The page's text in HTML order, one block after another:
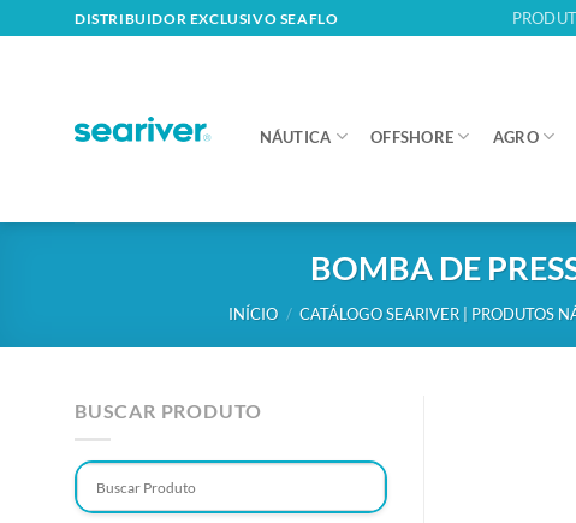
to
DISTRIBUIDOR EXCLUSIVO SEAFLO
NÁUTICA OFFSHORE AGRO
BOMBA DE
INÍCIO / CATÁLOGO SEARIVER | PRODUTOS
BUSCAR PRODUTO